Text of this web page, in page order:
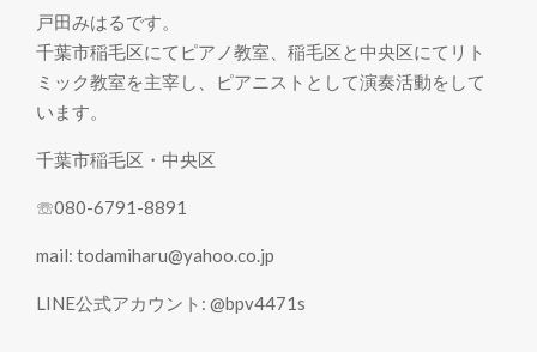
戸田みはるです。
千葉市稲毛区にてピアノ教室、稲毛区と中央区にてリト
ミック教室を主宰し、ピアニストとして演奏活動をして
います。
千葉市稲毛区・中央区
☏080-6791-8891
mail: todamiharu@yahoo.co.jp
LINE公式アカウント: @bpv4471s